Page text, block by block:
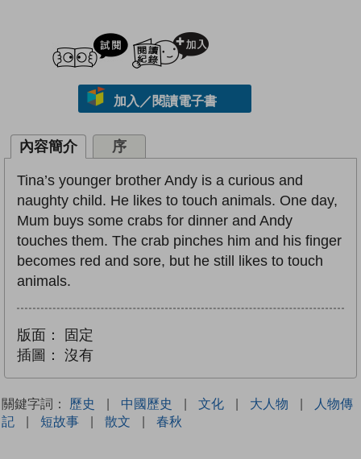
試閲
加入／閱讀電子書
內容簡介 序
Tina’s younger brother Andy is a curious and
naughty child. He likes to touch animals. One day,
Mum buys some crabs for dinner and Andy
touches them. The crab pinches him and his finger
becomes red and sore, but he still likes to touch
animals.
版面：
固定
插圖：
沒有
關鍵字詞： 歷史 | 中國歷史 | 文化 | 大人物 |
人物傳
記
| 短故事 | 散文 | 春秋